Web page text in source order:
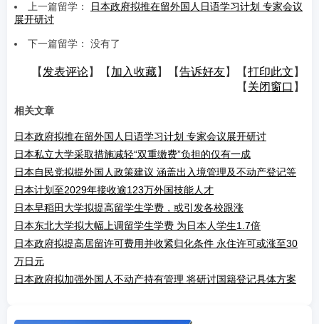
上一篇留学：
日本政府拟推在留外国人日语学习计划 专家会议
展开研讨
下一篇留学： 没有了
【 发表评论】【 加入收藏】【告诉好友】【打印此文 】
【 关闭窗口 】
相关文章
日本政府拟推在留外国人日语学习计划 专家会议展开研讨
日本私立大学采取措施减轻“双重缴费”负担的仅有一成
日本自民党拟提外国人政策建议 涵盖出入境管理及不动产登记等
日本计划至2029年接收逾123万外国技能人才
日本早稻田大学拟提高留学生学费，或引发各校跟涨
日本东北大学拟大幅上调留学生学费 为日本人学生1.7倍
日本政府拟提高居留许可费用并收紧归化条件 永住许可或涨至30
万日元
日本政府拟加强外国人不动产持有管理 将研讨国籍登记具体方案